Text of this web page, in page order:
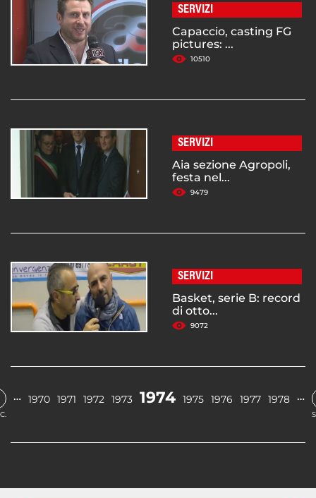
SERVIZI
Capaccio, casting FG
pictures: ...
10510
SERVIZI
Aia sezione Agropoli,
festa nel...
9479
SERVIZI
Basket, serie B: record
di otto...
9072
… 1970 1971 1972 1973 1974 1975 1976 1977 1978 …